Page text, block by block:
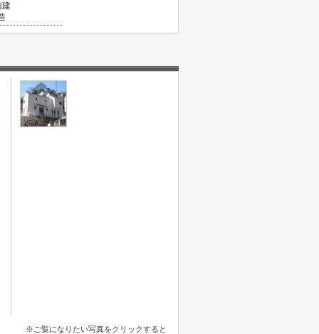
建
※ご覧になりたい写真をクリックすると